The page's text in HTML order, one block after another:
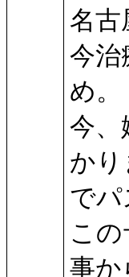
名古
今治
め。
今、
かり
で
こ
事か